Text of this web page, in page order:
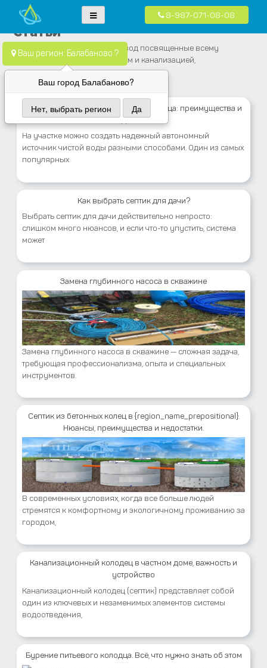
to
content
канализация.
систем водоснабжения, канализации и отопления в частных домах в
Москве и Московской области
Ваш регион: Балабаново ?
Ваш город Балабаново?
Нет, выбрать регион Да
8-987-071-08-08
Статьи
Статьи от компании Вода Провод посвященные всему
связанному с водоснабжением и канализацией,
Бурение колодцев машиной под кольца: преимущества и
недостатки
На участке можно создать надежный автономный
источник чистой воды разными способами. Один из самых
популярных
Как выбрать септик для дачи?
Выбрать септик для дачи действительно непросто:
слишком много нюансов, и если что-то упустить, система
может
Замена глубинного насоса в скважине
Замена глубинного насоса в скважине — сложная задача,
требующая профессионализма, опыта и специальных
инструментов.
Септик из бетонных колец в {region_name_prepositional}.
Нюансы, преимущества и недостатки.
В современных условиях, когда все больше людей
стремятся к комфортному и экологичному проживанию за
городом,
Канализационный колодец в частном доме, важность и
устройство
Канализационный колодец (септик) представляет собой
один из ключевых и незаменимых элементов системы
водоотведения,
Бурение питьевого колодца. Всё, что нужно знать об этом